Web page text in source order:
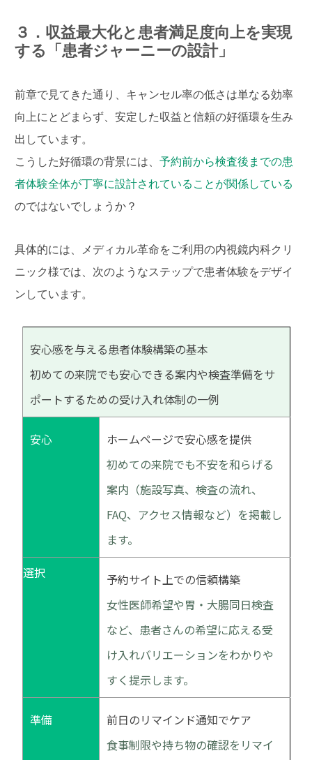
３．収益最大化と患者満足度向上を実現
する「患者ジャーニーの設計」
前章で見てきた通り、キャンセル率の低さは単なる効率
向上にとどまらず、安定した収益と信頼の好循環を生み
出しています。
こうした好循環の背景には、 予約前から検査後までの患
者体験全体が丁寧に設計されていることが関係している
のではないでしょうか？
具体的には、メディカル革命をご利用の内視鏡内科クリ
ニック様では、次のようなステップで患者体験をデザイ
ンしています。
安心感を与える患者体験構築の基本
初めての来院でも安心できる案内や検査準備をサ
ポートするための受け入れ体制の一例
安心
ホームページで安心感を提供
初めての来院でも不安を和らげる
案内（施設写真、検査の流れ、
FAQ、アクセス情報など）を掲載し
ます。
選択
予約サイト上での信頼構築
女性医師希望や胃・大腸同日検査
など、患者さんの希望に応える受
け入れバリエーションをわかりや
すく提示します。
準備
前日のリマインド通知でケア
食事制限や持ち物の確認をリマイ